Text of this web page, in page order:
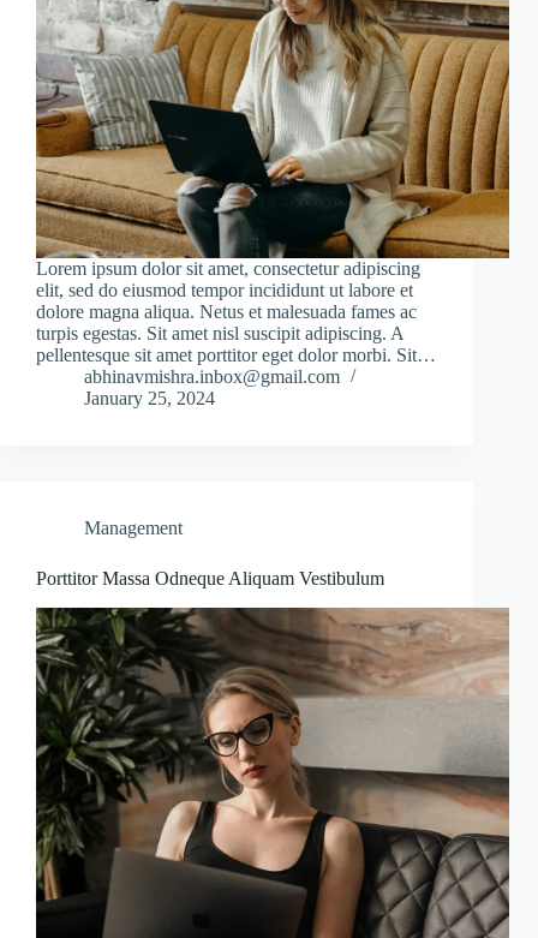
Lorem ipsum dolor sit amet, consectetur adipiscing
elit, sed do eiusmod tempor incididunt ut labore et
dolore magna aliqua. Netus et malesuada fames ac
turpis egestas. Sit amet nisl suscipit adipiscing. A
pellentesque sit amet porttitor eget dolor morbi. Sit…
abhinavmishra.inbox@gmail.com
January 25, 2024
Management
Porttitor Massa Odneque Aliquam Vestibulum